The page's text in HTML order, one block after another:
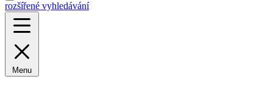
rozšířené vyhledávání
Menu